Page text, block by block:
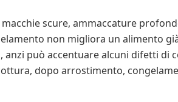
scure, ammaccature
non migliora un alimento
anzi può accentuare alcuni difetti di
dopo arrostimento,